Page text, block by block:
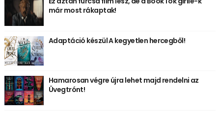
már most rákaptak!
Adaptáció készül A kegyetlen hercegből!
Hamarosan végre újra lehet majd rendelni az
Üvegtrónt!